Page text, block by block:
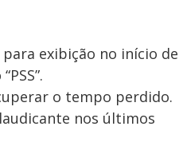
exibição no início de
o tempo perdido.
nos últimos